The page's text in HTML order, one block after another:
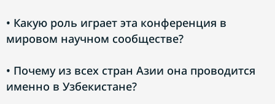
• Какую роль играет эта конференция в
мировом научном сообществе?
• Почему из всех стран Азии она проводится
именно в Узбекистане?